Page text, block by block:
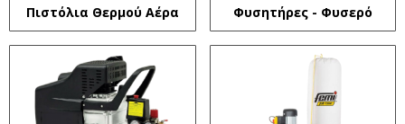
Πιστόλια Θερμού Αέρα Φυσητήρες - Φυσερό